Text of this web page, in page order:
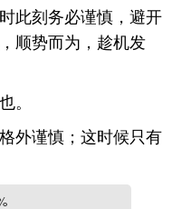
刻务必谨慎，避开
顺势而为，趁机发
谨慎；这时候只有
至静而德方；后得